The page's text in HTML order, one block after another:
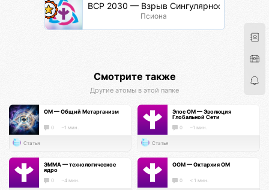
ВСР 2030 — Взрыв Сингулярности Разума
Псиона
Смотрите также
Другие атомы в этой папке
ОМ — Общий Метарганизм
0 ~1 мин.
Статья
Эпос ОМ — Эволюция
Глобальной Сети
0 ~1 мин.
Статья
ЭММА — технологическое
ядро
0 ~4 мин.
ООМ — Октархия ОМ
0 < 1 мин.